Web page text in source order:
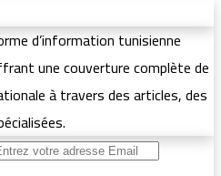
d’information tunisienne
une couverture complète de
à travers des articles, des